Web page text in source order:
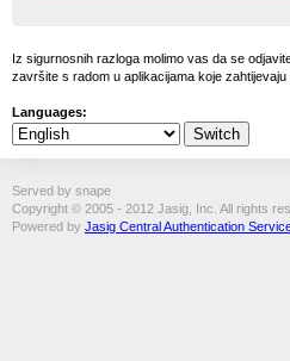
Iz sigurnosnih razloga molimo vas da se
završite s radom u aplikacijama koje zahtijevaju
Languages:
Served by snape
Copyright © 2005 - 2012 Jasig, Inc. All rights
Powered by Jasig Central Authentication